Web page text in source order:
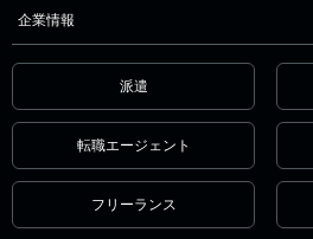
企業情報
派遣
転職エージェント
フリーランス